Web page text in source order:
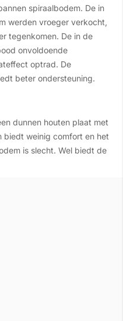
spiraalbodem. De in
werden vroeger verkocht,
tegenkomen. De in de
onvoldoende
optrad. De
beter ondersteuning.
dunnen houten plaat met
biedt weinig comfort en het
is slecht. Wel biedt de